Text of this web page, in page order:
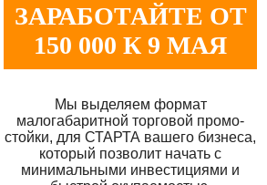
ЗАРАБОТАЙТЕ ОТ
150 000 К 9 МАЯ
Мы выделяем формат
малогабаритной торговой промо-
стойки, для СТАРТА вашего бизнеса,
который позволит начать с
минимальными инвестициями и